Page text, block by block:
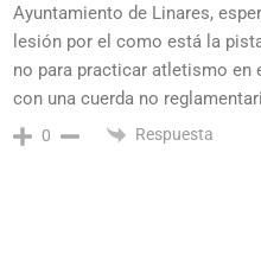
Ayuntamiento de Linares,
lesión por el como está la
no para practicar atletismo en
con una cuerda no
0 Respuesta